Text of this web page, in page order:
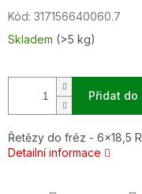
cena:
Kód: 317156640060.7
Skladem (>5 kg)
Přidat do
Řetězy do fréz - 6x18,5
Detailní informace